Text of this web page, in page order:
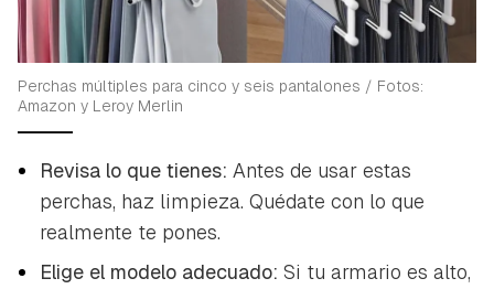
Perchas múltiples para cinco y seis pantalones / Fotos:
Amazon y Leroy Merlin
Revisa lo que tienes: Antes de usar estas
perchas, haz limpieza. Quédate con lo que
realmente te pones.
Elige el modelo adecuado: Si tu armario es alto,